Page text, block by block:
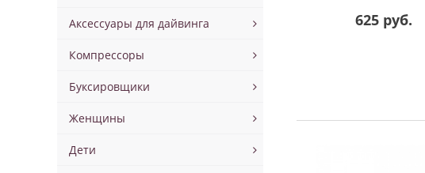
Аксессуары для дайвинга
Компрессоры
Буксировщики
Женщины
Дети
625 руб.